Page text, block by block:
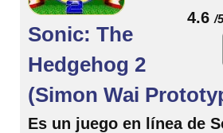
4.6 /5
Sonic: The
Hedgehog 2
(Simon Wai
Es un juego en línea de